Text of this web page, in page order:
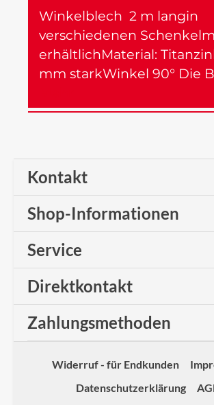
Winkelblech 2 m langin
verschiedenen
erhältlichMaterial:
mm starkWinkel 90° Die
Kontakt
Shop-Informationen
Service
Direktkontakt
Zahlungsmethoden
Widerruf - für Endkunden
Datenschutzerklärung